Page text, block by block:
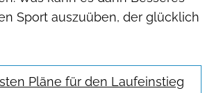
Sport auszuüben, der glücklich
Pläne für den Laufeinstieg